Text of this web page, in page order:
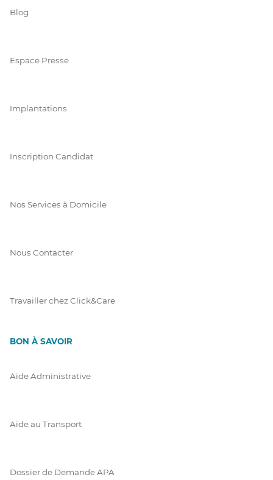
Blog
Espace Presse
Implantations
Inscription Candidat
Nos Services à Domicile
Nous Contacter
Travailler chez Click&Care
BON À SAVOIR
Aide Administrative
Aide au Transport
Dossier de Demande APA